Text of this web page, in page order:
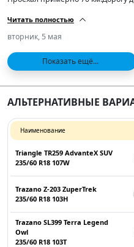
Читать полностью
вторник, 5 мая
Показать ещё...
АЛЬТЕРНАТИВНЫЕ
Наименование
Triangle TR259 AdvanteX SUV
235/60 R18 107W
Trazano Z-203 ZuperTrek
235/60 R18 103H
Trazano SL399 Terra Legend
Owl
235/60 R18 103T